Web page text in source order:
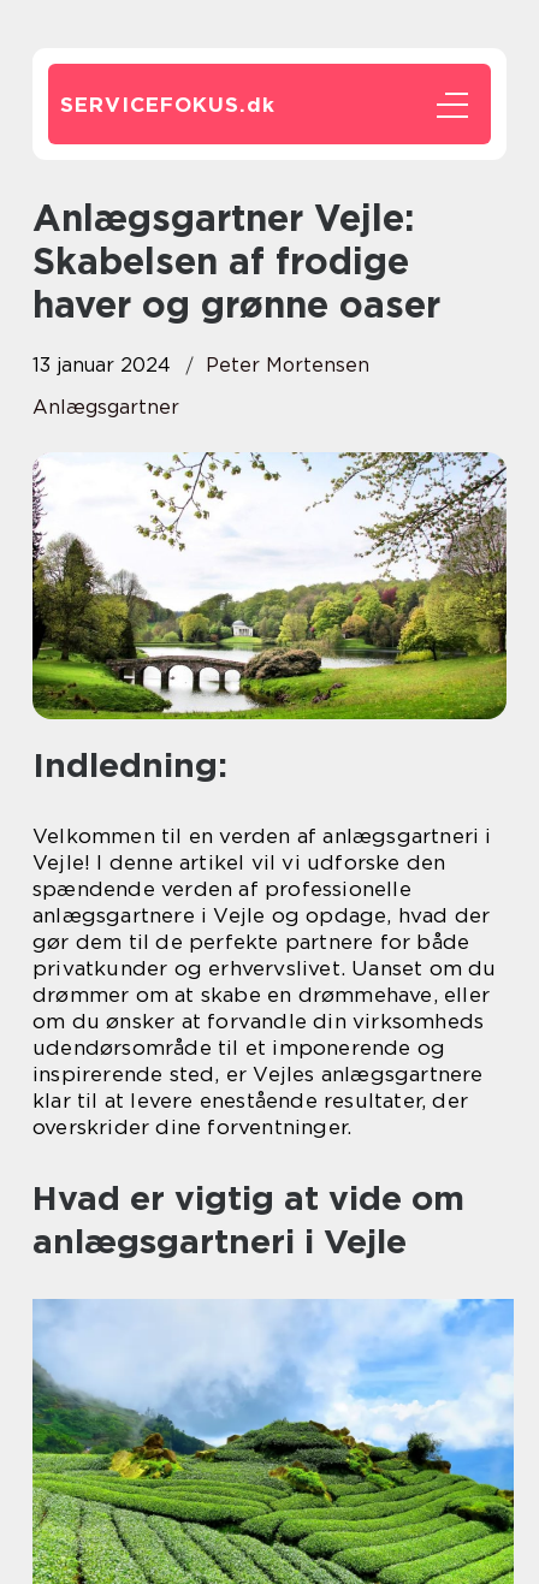
SERVICEFOKUS.dk
Anlægsgartner Vejle:
Skabelsen af frodige
haver og grønne oaser
13 januar 2024
Peter Mortensen
Anlægsgartner
Indledning:
Velkommen til en verden af anlægsgartneri i
Vejle! I denne artikel vil vi udforske den
spændende verden af professionelle
anlægsgartnere i Vejle og opdage, hvad der
gør dem til de perfekte partnere for både
privatkunder og erhvervslivet. Uanset om du
drømmer om at skabe en drømmehave, eller
om du ønsker at forvandle din virksomheds
udendørsområde til et imponerende og
inspirerende sted, er Vejles anlægsgartnere
klar til at levere enestående resultater, der
overskrider dine forventninger.
Hvad er vigtig at vide om
anlægsgartneri i Vejle